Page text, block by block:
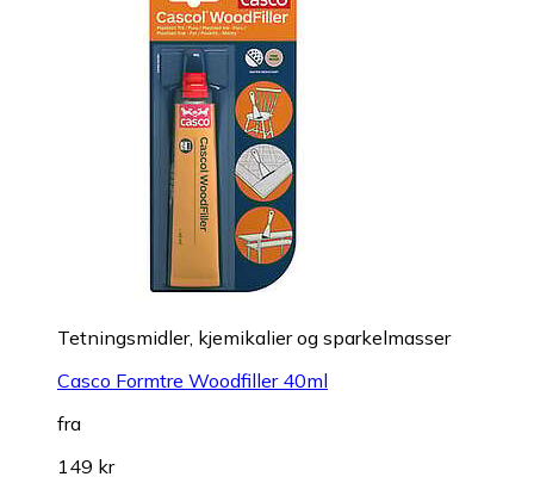
Tetningsmidler, kjemikalier og sparkelmasser
Casco Formtre Woodfiller 40ml
fra
149 kr